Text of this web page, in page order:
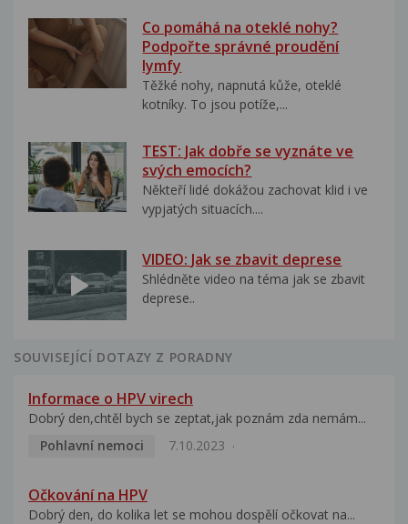
Co pomáhá na oteklé nohy?
Podpořte správné proudění
lymfy
Těžké nohy, napnutá kůže, oteklé
kotníky. To jsou potíže,...
TEST: Jak dobře se vyznáte ve
svých emocích?
Někteří lidé dokážou zachovat klid i ve
vypjatých situacích....
VIDEO: Jak se zbavit deprese
Shlédněte video na téma jak se zbavit
deprese..
SOUVISEJÍCÍ DOTAZY Z PORADNY
Informace o HPV virech
Dobrý den,chtěl bych se zeptat,jak poznám zda nemám...
Pohlavní nemoci
7.10.2023
Očkování na HPV
Dobrý den, do kolika let se mohou dospělí očkovat na...